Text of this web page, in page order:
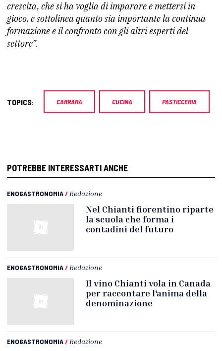
crescita, che si ha voglia di imparare e mettersi in
gioco, e sottolinea quanto sia importante la continua
formazione e il confronto con gli altri esperti del
settore”.
TOPICS: CARRARA CUCINA PASTICCERIA
POTREBBE INTERESSARTI ANCHE
ENOGASTRONOMIA/ Redazione
Nel Chianti fiorentino riparte
la scuola che forma i
contadini del futuro
ENOGASTRONOMIA/ Redazione
Il vino Chianti vola in Canada
per raccontare l'anima della
denominazione
ENOGASTRONOMIA/ Redazione